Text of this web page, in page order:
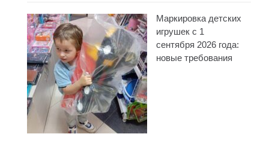
Маркировка детских
игрушек с 1
сентября 2026 года:
новые требования